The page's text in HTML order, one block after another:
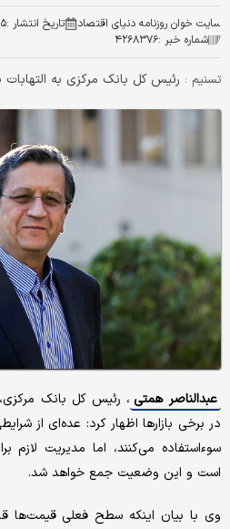
سایت خوان روزنامه دنیای اقتصاد تاریخ انتشار :
شماره خبر :۴۲۶۸۳۷۶
تسنیم : رئیس کل بانک مرکزی به التهابات
عبدالناصر همتی ، رئیس کل بانک مرکزی،
در برخی بازارها اظهار کرد: عده‌ای از
سوءاستفاده می‌کنند، اما مدیریت لازم
است و این وضعیت جمع خواهد شد.
وی با بیان اینکه سطح فعلی قیمت‌ها